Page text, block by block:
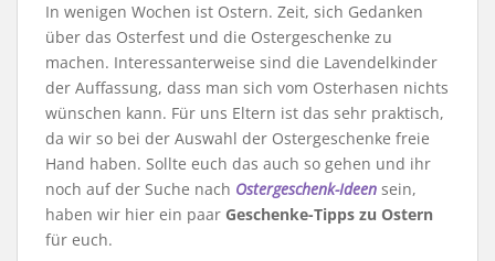
In wenigen Wochen ist Ostern. Zeit, sich Gedanken
über das Osterfest und die Ostergeschenke zu
machen. Interessanterweise sind die Lavendelkinder
der Auffassung, dass man sich vom Osterhasen nichts
wünschen kann. Für uns Eltern ist das sehr praktisch,
da wir so bei der Auswahl der Ostergeschenke freie
Hand haben. Sollte euch das auch so gehen und ihr
noch auf der Suche nach Ostergeschenk-Ideen sein,
haben wir hier ein paar Geschenke-Tipps zu Ostern
für euch.